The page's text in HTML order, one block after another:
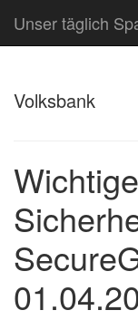
Unser täglich
Volksbank
Wichtige